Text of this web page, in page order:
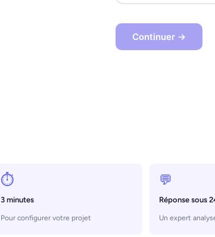
⏱️
3 minutes
Pour configurer votre projet
💬
Réponse sous
Un expert